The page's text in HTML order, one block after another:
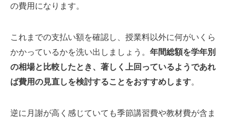
の費用になります。
これまでの支払い額を確認し、授業料以外に何がいくら
かかっているかを洗い出しましょう。 年間総額を学年別
の相場と比較したとき、著しく上回っているようであれ
ば費用の見直しを検討することをおすすめします。
逆に月謝が高く感じていても季節講習費や教材費が含ま